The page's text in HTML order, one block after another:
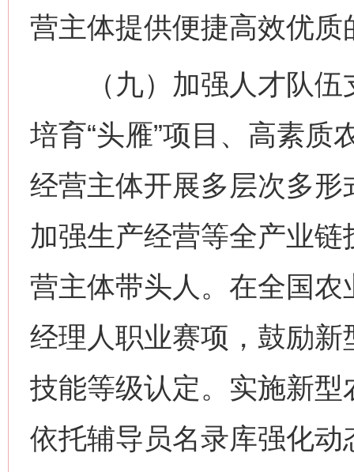
营主体提供便捷高效优质
（九）加强人才队伍
培育“头雁”项目、高素质
经营主体开展多层次多
加强生产经营等全产业
营主体带头人。在全国
经理人职业赛项，鼓励
技能等级认定。实施新
依托辅导员名录库强化